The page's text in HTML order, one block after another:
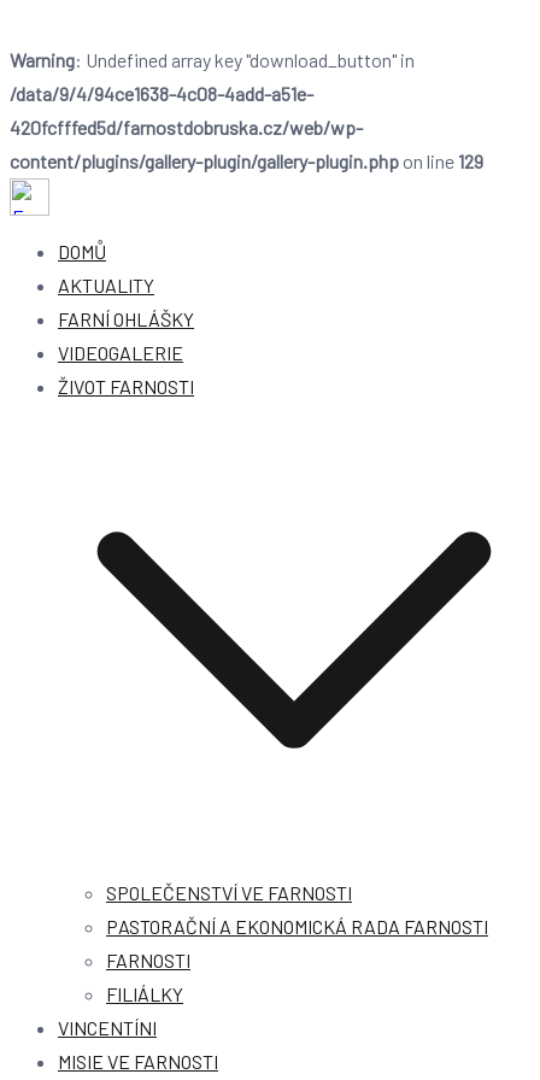
Warning: Undefined array key "download_button" in
/data/9/4/94ce1638-4c08-4add-a51e-
420fcfffed5d/farnostdobruska.cz/web/wp-
content/plugins/gallery-plugin/gallery-plugin.php on line 129
Farnost Dobruška
Farnost Dobruška
DOMŮ
AKTUALITY
FARNÍ OHLÁŠKY
VIDEOGALERIE
ŽIVOT FARNOSTI
SPOLEČENSTVÍ VE FARNOSTI
PASTORAČNÍ A EKONOMICKÁ RADA FARNOSTI
FARNOSTI
FILIÁLKY
VINCENTÍNI
MISIE VE FARNOSTI